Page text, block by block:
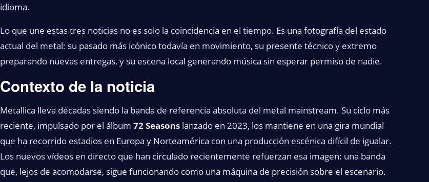
idioma.
Lo que une estas tres noticias no es solo la coincidencia en el tiempo. Es una fotografía del estado
actual del metal: su pasado más icónico todavía en movimiento, su presente técnico y extremo
preparando nuevas entregas, y su escena local generando música sin esperar permiso de nadie.
Contexto de la noticia
Metallica lleva décadas siendo la banda de referencia absoluta del metal mainstream. Su ciclo más
reciente, impulsado por el álbum 72 Seasons lanzado en 2023, los mantiene en una gira mundial
que ha recorrido estadios en Europa y Norteamérica con una producción escénica difícil de igualar.
Los nuevos vídeos en directo que han circulado recientemente refuerzan esa imagen: una banda
que, lejos de acomodarse, sigue funcionando como una máquina de precisión sobre el escenario.